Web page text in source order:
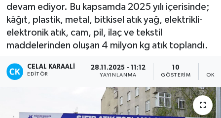
devam ediyor. Bu kapsamda 2025 yılı içerisinde;
kâğıt, plastik, metal, bitkisel atık yağ, elektrikli-
elektronik atık, cam, pil, ilaç ve tekstil
maddelerinden oluşan 4 milyon kg atık toplandı.
CELAL KARAALI
EDITÖR
28.11.2025 - 11:12
YAYINLANMA
10
GÖSTERIM
SİYASET
SPOR
TEKNOLOJİ
Son Dakika Haberleri
Haber Arşivi